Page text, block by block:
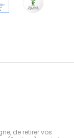
de retirer vos